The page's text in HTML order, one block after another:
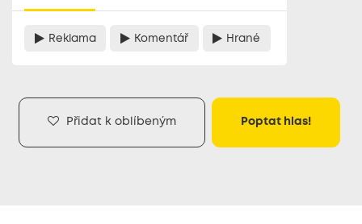
Reklama Komentář Hrané
Přidat k oblíbeným Poptat hlas!